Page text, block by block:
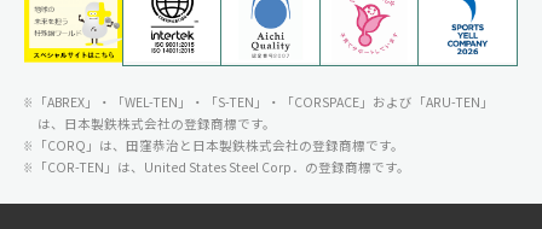
「ABREX」・「WEL-TEN」・「S-TEN」・「CORSPACE」および「ARU-TEN」
は、日本製鉄株式会社の登録商標です。
「CORQ」は、田窪恭治と日本製鉄株式会社の登録商標です。
「COR-TEN」は、United States Steel Corp．の登録商標です。